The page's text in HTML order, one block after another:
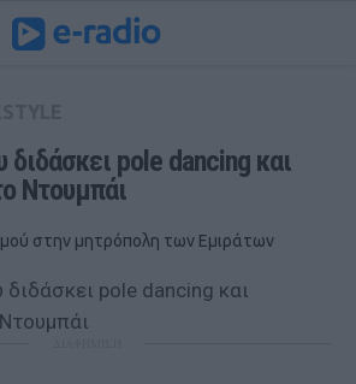
διδάσκει pole dancing και
Ντουμπάι
στην μητρόπολη των Εμιράτων